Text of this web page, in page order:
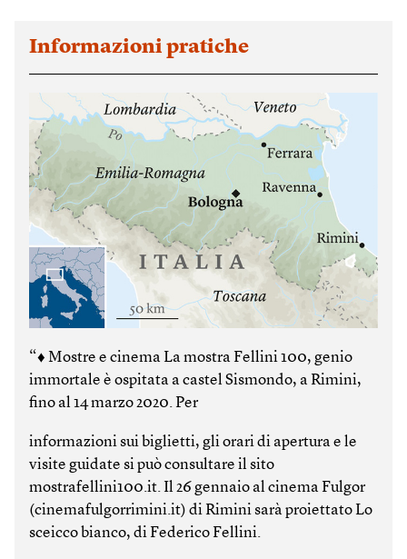
Informazioni pratiche
“♦ Mostre e cinema La mostra Fellini 100, genio
immortale è ospitata a castel Sismondo, a Rimini,
fino al 14 marzo 2020. Per
informazioni sui biglietti, gli orari di apertura e le
visite guidate si può consultare il sito
mostrafellini100.it. Il 26 gennaio al cinema Fulgor
(cinemafulgorrimini.it) di Rimini sarà proiettato Lo
sceicco bianco, di Federico Fellini.